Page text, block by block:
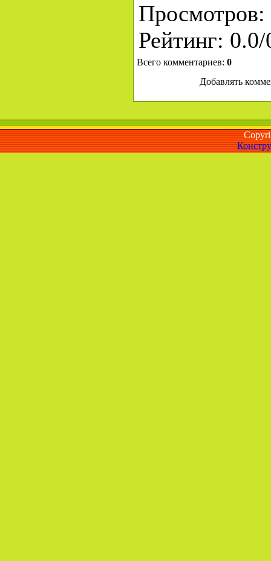
Просмотров
Рейтинг: 0.0/
Всего комментариев: 0
Добавлять